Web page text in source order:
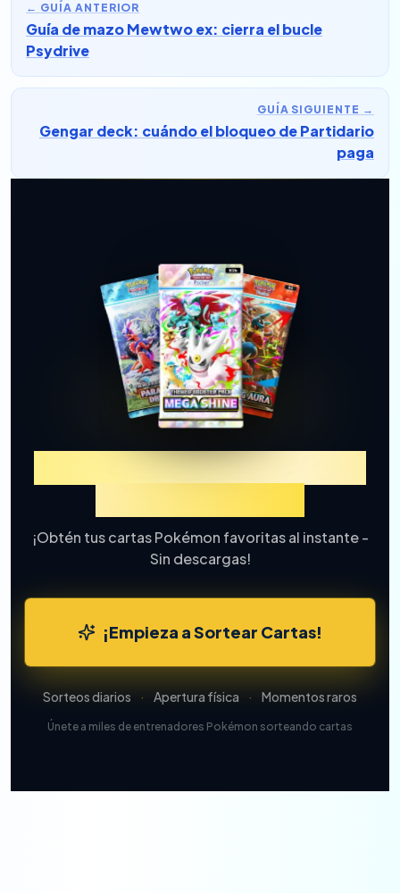
← GUÍA ANTERIOR
Guía de mazo Mewtwo ex: cierra el bucle
Psydrive
GUÍA SIGUIENTE →
Gengar deck: cuándo el bloqueo de Partidario
paga
Experimenta TCGP Sorteo
¡Obtén tus cartas Pokémon favoritas al instante -
Sin descargas!
¡Empieza a Sortear Cartas!
Sorteos diarios · Apertura física · Momentos raros
Únete a miles de entrenadores Pokémon sorteando cartas